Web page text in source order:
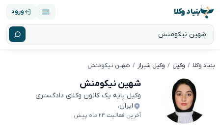
بنیاد وکلا ورود
بنیاد وکلا وکیل وکیل شیراز شهین نیکومنش
شهین نیکومنش
وکیل پایه یک کانون وکلای دادگستری
ایران،
آخرین فعالیت ۲۴ ماه پیش